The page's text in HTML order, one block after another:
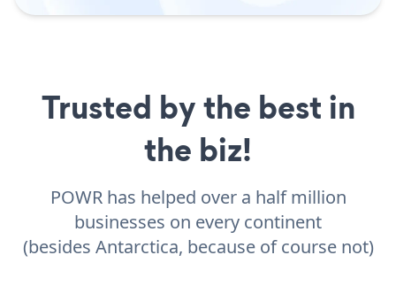
Trusted by the best in
the biz!
POWR has helped over a half million
businesses on every continent
(besides Antarctica, because of course not)